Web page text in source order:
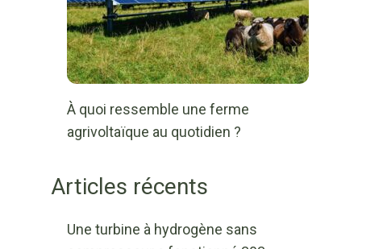
À quoi ressemble une ferme
agrivoltaïque au quotidien ?
Articles récents
Une turbine à hydrogène sans